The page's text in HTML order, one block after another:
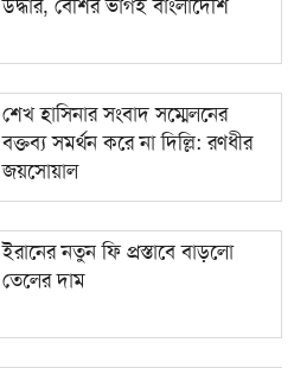
উদ্ধার, বেশির ভাগই বাংলাদেশি
শেখ হাসিনার সংবাদ সম্মেলনের
বক্তব্য সমর্থন করে না দিল্লি: রণধীর
জয়সোয়াল
ইরানের নতুন ফি প্রস্তাবে বাড়লো
তেলের দাম